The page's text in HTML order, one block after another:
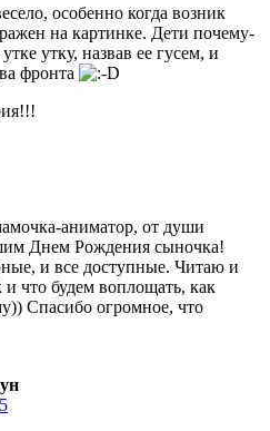
особенно когда возник
на картинке. Дети почему-
утку, назвав ее гусем, и
фронта
аниматор, от души
Днем Рождения сыночка!
и все доступные. Читаю и
и что будем воплощать, как
Спасибо огромное, что